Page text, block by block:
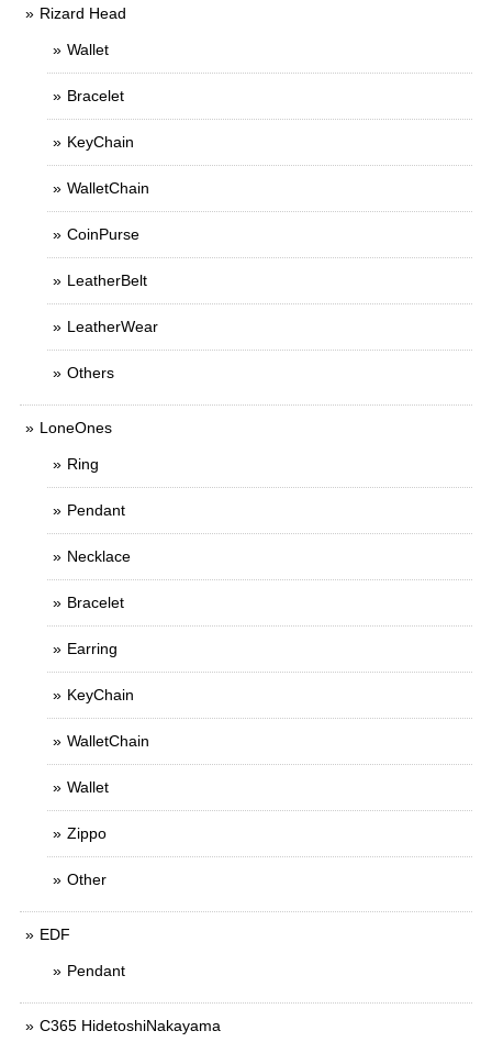
Rizard Head
Wallet
Bracelet
KeyChain
WalletChain
CoinPurse
LeatherBelt
LeatherWear
Others
LoneOnes
Ring
Pendant
Necklace
Bracelet
Earring
KeyChain
WalletChain
Wallet
Zippo
Other
EDF
Pendant
C365 HidetoshiNakayama